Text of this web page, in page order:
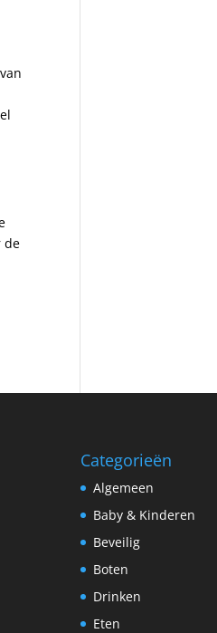
de
Categorieën
Algemeen
Baby & Kinderen
Beveilig
Boten
Drinken
Eten